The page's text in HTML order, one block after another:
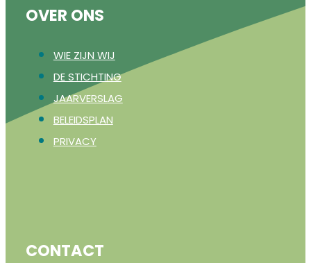
OVER ONS
WIE ZIJN WIJ
DE STICHTING
JAARVERSLAG
BELEIDSPLAN
PRIVACY
CONTACT